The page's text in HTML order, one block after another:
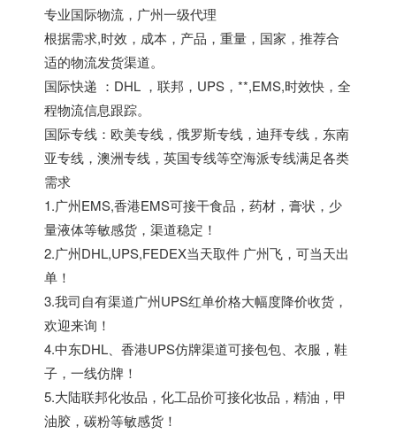
专业国际物流，广州一级代理
根据需求,时效，成本，产品，重量，国家，推荐合
适的物流发货渠道。
国际快递 ：DHL ，联邦，UPS，**,EMS,时效快，全
程物流信息跟踪。
国际专线：欧美专线，俄罗斯专线，迪拜专线，东南
亚专线，澳洲专线，英国专线等空海派专线满足各类
需求
1.广州EMS,香港EMS可接干食品，药材，膏状，少
量液体等敏感货，渠道稳定！
2.广州DHL,UPS,FEDEX当天取件 广州飞，可当天出
单！
3.我司自有渠道广州UPS红单价格大幅度降价收货，
欢迎来询！
4.中东DHL、香港UPS仿牌渠道可接包包、衣服，鞋
子，一线仿牌！
5.大陆联邦化妆品，化工品价可接化妆品，精油，甲
油胶，碳粉等敏感货！